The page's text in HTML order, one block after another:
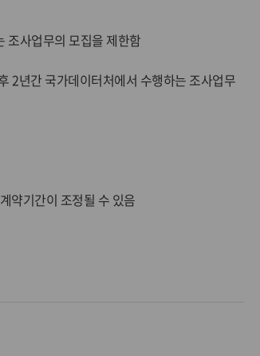
조사업무의 모집을 제한함
2년간 국가데이터처에서 수행하는 조사업무
약기간이 조정될 수 있음